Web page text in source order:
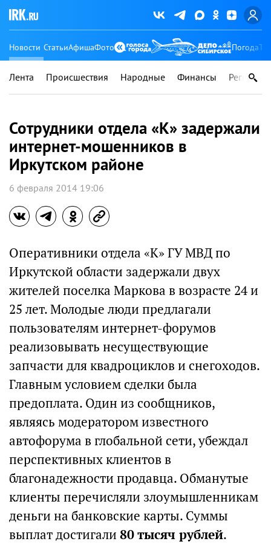
Новости СтатьиАфишаФото Погода
Лента Происшествия Народные Финансы Регионы
Сотрудники отдела «К» задержали
интернет-мошенников в
Иркутском районе
6 февраля 2014 19:06
Оперативники отдела «К» ГУ МВД по
Иркутской области задержали двух
жителей поселка Маркова в возрасте 24 и
25 лет. Молодые люди предлагали
пользователям интернет-форумов
реализовывать несуществующие
запчасти для квадроциклов и снегоходов.
Главным условием сделки была
предоплата. Один из сообщников,
являясь модератором известного
автофорума в глобальной сети, убеждал
перспективных клиентов в
благонадежности продавца. Обманутые
клиенты перечисляли злоумышленникам
деньги на банковские карты. Суммы
выплат достигали 80 тысяч рублей.